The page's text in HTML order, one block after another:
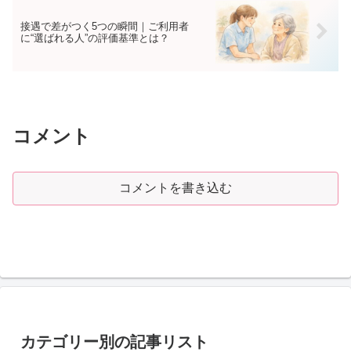
接遇で差がつく5つの瞬間｜ご利用者
に“選ばれる人”の評価基準とは？
コメント
コメントを書き込む
カテゴリー別の記事リスト